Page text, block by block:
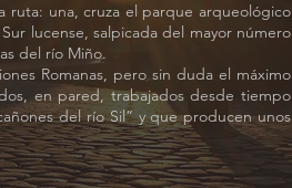
ruta: una, cruza el parque arqueológico
lucense, salpicada del mayor número
del río Miño.
Romanas, pero sin duda el máximo
en pared, trabajados desde tiempo
del río Sil” y que producen unos